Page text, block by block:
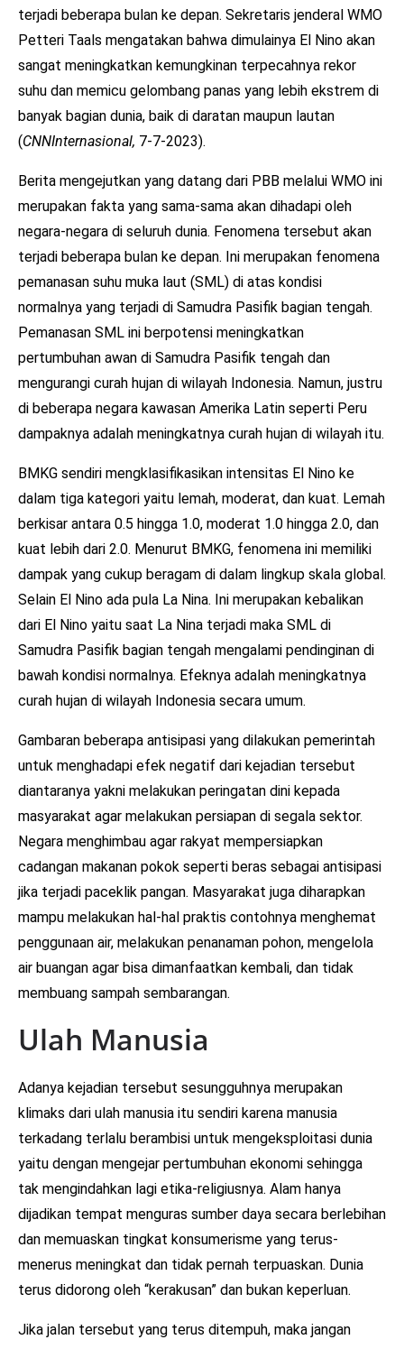
terjadi beberapa bulan ke depan. Sekretaris jenderal WMO
Petteri Taals mengatakan bahwa dimulainya El Nino akan
sangat meningkatkan kemungkinan terpecahnya rekor
suhu dan memicu gelombang panas yang lebih ekstrem di
banyak bagian dunia, baik di daratan maupun lautan
(CNNInternasional, 7-7-2023).
Berita mengejutkan yang datang dari PBB melalui WMO ini
merupakan fakta yang sama-sama akan dihadapi oleh
negara-negara di seluruh dunia. Fenomena tersebut akan
terjadi beberapa bulan ke depan. Ini merupakan fenomena
pemanasan suhu muka laut (SML) di atas kondisi
normalnya yang terjadi di Samudra Pasifik bagian tengah.
Pemanasan SML ini berpotensi meningkatkan
pertumbuhan awan di Samudra Pasifik tengah dan
mengurangi curah hujan di wilayah Indonesia. Namun, justru
di beberapa negara kawasan Amerika Latin seperti Peru
dampaknya adalah meningkatnya curah hujan di wilayah itu.
BMKG sendiri mengklasifikasikan intensitas El Nino ke
dalam tiga kategori yaitu lemah, moderat, dan kuat. Lemah
berkisar antara 0.5 hingga 1.0, moderat 1.0 hingga 2.0, dan
kuat lebih dari 2.0. Menurut BMKG, fenomena ini memiliki
dampak yang cukup beragam di dalam lingkup skala global.
Selain El Nino ada pula La Nina. Ini merupakan kebalikan
dari El Nino yaitu saat La Nina terjadi maka SML di
Samudra Pasifik bagian tengah mengalami pendinginan di
bawah kondisi normalnya. Efeknya adalah meningkatnya
curah hujan di wilayah Indonesia secara umum.
Gambaran beberapa antisipasi yang dilakukan pemerintah
untuk menghadapi efek negatif dari kejadian tersebut
diantaranya yakni melakukan peringatan dini kepada
masyarakat agar melakukan persiapan di segala sektor.
Negara menghimbau agar rakyat mempersiapkan
cadangan makanan pokok seperti beras sebagai antisipasi
jika terjadi paceklik pangan. Masyarakat juga diharapkan
mampu melakukan hal-hal praktis contohnya menghemat
penggunaan air, melakukan penanaman pohon, mengelola
air buangan agar bisa dimanfaatkan kembali, dan tidak
membuang sampah sembarangan.
Ulah Manusia
Adanya kejadian tersebut sesungguhnya merupakan
klimaks dari ulah manusia itu sendiri karena manusia
terkadang terlalu berambisi untuk mengeksploitasi dunia
yaitu dengan mengejar pertumbuhan ekonomi sehingga
tak mengindahkan lagi etika-religiusnya. Alam hanya
dijadikan tempat menguras sumber daya secara berlebihan
dan memuaskan tingkat konsumerisme yang terus-
menerus meningkat dan tidak pernah terpuaskan. Dunia
terus didorong oleh “kerakusan” dan bukan keperluan.
Jika jalan tersebut yang terus ditempuh, maka jangan